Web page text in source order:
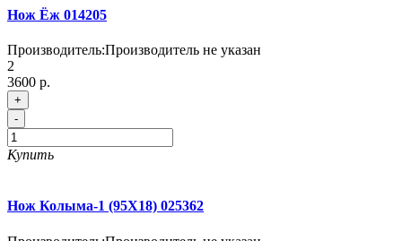
Нож Ёж 014205
Производитель:Производитель не указан
2
3600 р.
+
-
Купить
Нож Колыма-1 (95Х18) 025362